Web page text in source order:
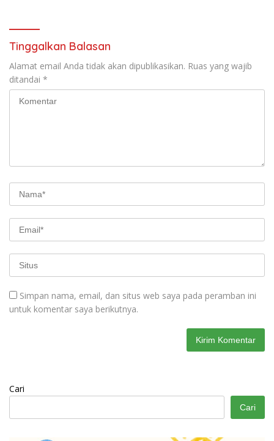
Tinggalkan Balasan
Alamat email Anda tidak akan dipublikasikan. Ruas yang wajib
ditandai *
Simpan nama, email, dan situs web saya pada peramban ini
untuk komentar saya berikutnya.
Cari
Cari